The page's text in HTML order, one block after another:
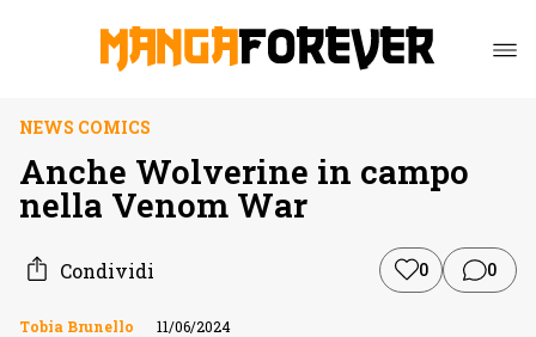
NEWS COMICS
Anche Wolverine in campo
nella Venom War
Condividi 0 0
Tobia Brunello 11/06/2024